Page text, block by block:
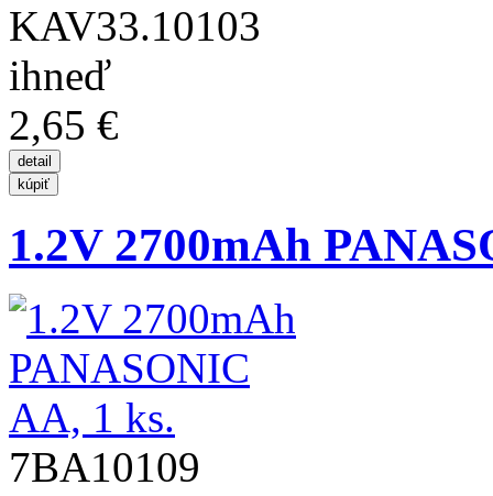
KAV33.10103
ihneď
2,65 €
1.2V 2700mAh
7BA10109